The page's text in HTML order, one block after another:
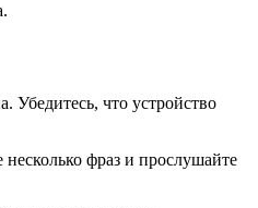
что устройство
фраз и прослушайте